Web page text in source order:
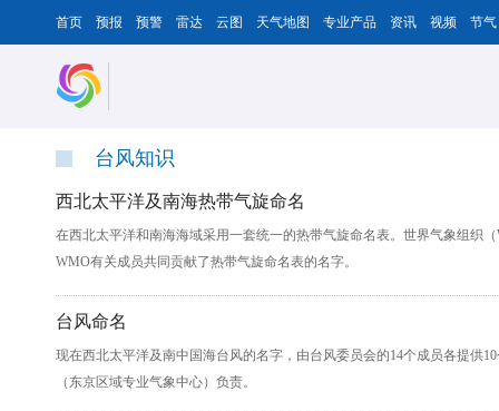
首页 预报 预警 雷达 云图 天气地图 专业产品 资讯 视频 节气
台风知识
西北太平洋及南海热带气旋命名
在西北太平洋和南海海域采用一套统一的热带气旋命名表。世界气象组织
WMO有关成员共同贡献了热带气旋命名表的名字。
台风命名
现在西北太平洋及南中国海台风的名字，由台风委员会的14个成员各提供
（东京区域专业气象中心）负责。